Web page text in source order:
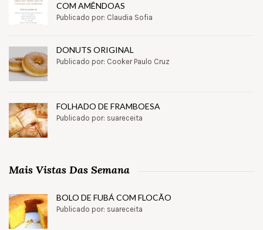
COM AMÊNDOAS
Publicado por: Claudia Sofia
DONUTS ORIGINAL
Publicado por: Cooker Paulo Cruz
FOLHADO DE FRAMBOESA
Publicado por: suareceita
Mais Vistas Das Semana
BOLO DE FUBÁ COM FLOCÃO
Publicado por: suareceita